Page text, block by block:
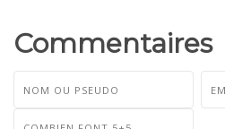
Commentaires